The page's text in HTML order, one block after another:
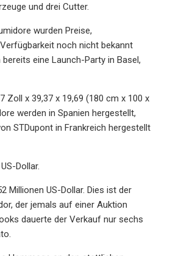
und drei Cutter.
wurden Preise,
noch nicht bekannt
eine Launch-Party in Basel,
Zoll x 39,37 x 19,69 (180 cm x 100 x
werden in Spanien hergestellt,
STDupont in Frankreich hergestellt
Dollar.
Millionen US-Dollar. Dies ist der
der jemals auf einer Auktion
dauerte der Verkauf nur sechs